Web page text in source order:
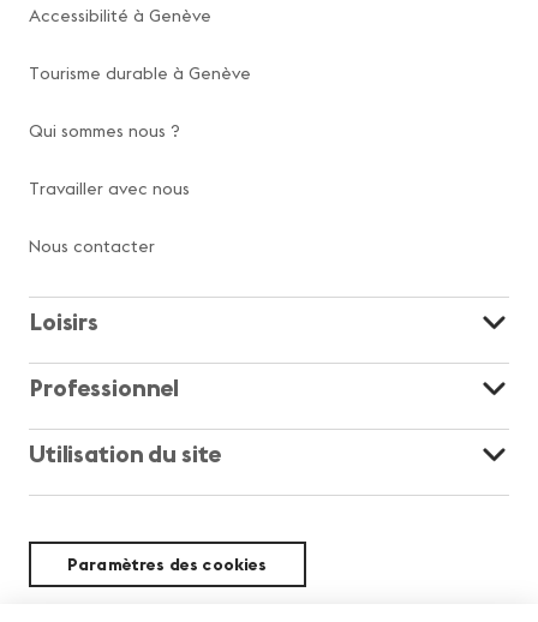
Accessibilité à Genève
Tourisme durable à Genève
Qui sommes nous ?
Travailler avec nous
Nous contacter
Loisirs
Professionnel
Utilisation du site
Paramètres des cookies